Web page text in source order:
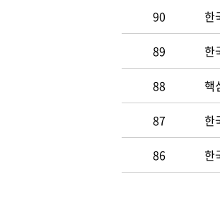
90 한
89 한
88 핵
87 한
86 한